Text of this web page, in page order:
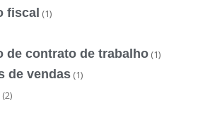
fiscal (1)
de contrato de trabalho (1)
de vendas (1)
(2)